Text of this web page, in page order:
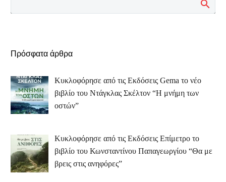
Πρόσφατα άρθρα
Κυκλοφόρησε από τις Εκδόσεις Gema το νέο
βιβλίο του Ντάγκλας Σκέλτον “Η μνήμη των
οστών”
Κυκλοφόρησε από τις Εκδόσεις Επίμετρο το
βιβλίο του Κωνσταντίνου Παπαγεωργίου “Θα με
βρεις στις ανηφόρες”